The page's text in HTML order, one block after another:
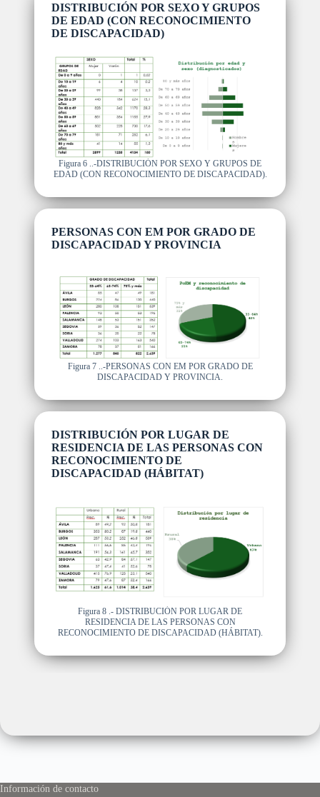
DISTRIBUCIÓN POR SEXO Y GRUPOS
DE EDAD (CON RECONOCIMIENTO
DE DISCAPACIDAD)
Figura 6 ..-DISTRIBUCIÓN POR SEXO Y GRUPOS DE
EDAD (CON RECONOCIMIENTO DE DISCAPACIDAD).
PERSONAS CON EM POR GRADO DE
DISCAPACIDAD Y PROVINCIA
Figura 7 ..-PERSONAS CON EM POR GRADO DE
DISCAPACIDAD Y PROVINCIA.
DISTRIBUCIÓN POR LUGAR DE
RESIDENCIA DE LAS PERSONAS CON
RECONOCIMIENTO DE
DISCAPACIDAD (HÁBITAT)
Figura 8 .- DISTRIBUCIÓN POR LUGAR DE
RESIDENCIA DE LAS PERSONAS CON
RECONOCIMIENTO DE DISCAPACIDAD (HÁBITAT).
Información de contacto